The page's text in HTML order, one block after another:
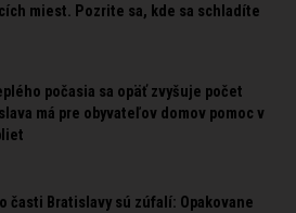
miest. Pozrite sa, kde sa schladíte
počasia sa opäť zvyšuje počet
má pre obyvateľov domov pomoc v
časti Bratislavy sú zúfalí: Opakovane